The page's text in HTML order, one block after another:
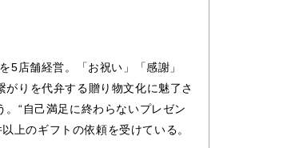
5店舗経営。「お祝い」「感謝」
りを代弁する贈り物文化に魅了さ
“自己満足に終わらないプレゼン
上のギフトの依頼を受けている。